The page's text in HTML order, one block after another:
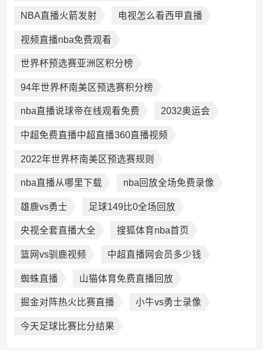
NBA直播火箭发射 电视怎么看西甲直播
视频直播nba免费观看
世界杯预选赛亚洲区积分榜
94年世界杯南美区预选赛积分榜
nba直播说球帝在线观看免费 2032奥运会
中超免费直播中超直播360直播视频
2022年世界杯南美区预选赛规则
nba直播从哪里下载 nba回放全场免费录像
雄鹿vs勇士 足球149比0全场回放
央视全套直播大全 搜狐体育nba首页
篮网vs驯鹿视频 中超直播网会员多少钱
蜘蛛直播 山猫体育免费直播回放
掘金对阵热火比赛直播 小牛vs勇士录像
今天足球比赛比分结果